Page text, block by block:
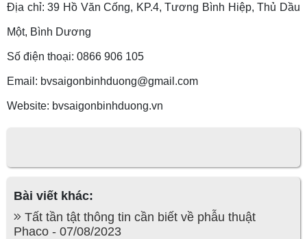
Địa chỉ: 39 Hồ Văn Cống, KP.4, Tương Bình Hiệp, Thủ Dầu
Một, Bình Dương
Số điện thoại: 0866 906 105
Email: bvsaigonbinhduong@gmail.com
Website: bvsaigonbinhduong.vn
Bài viết khác:
Tất tần tật thông tin cần biết về phẫu thuật
Phaco - 07/08/2023